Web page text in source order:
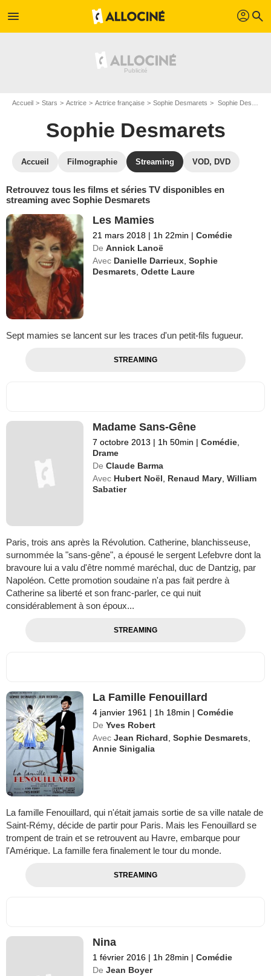
menu profil search
Accueil Stars Actrice Actrice française Sophie Desmarets Sophie Desmarets : Films et séries online
Sophie Desmarets
Accueil Filmographie Streaming VOD, DVD
Retrouvez tous les films et séries TV disponibles en
streaming avec Sophie Desmarets
Les Mamies
21 mars 2018 | 1h 22min | Comédie
De Annick Lanoë
Avec Danielle Darrieux ,Sophie
Desmarets ,Odette Laure
Sept mamies se lancent sur les traces d'un petit-fils fugueur.
STREAMING
Madame Sans-Gêne
7 octobre 2013 | 1h 50min | Comédie
Drame
De Claude Barma
Avec Hubert Noël Renaud Mary ,William
Sabatier
Paris, trois ans après la Révolution. Catherine, blanchisseuse,
surnommée la "sans-gêne", a épousé le sergent Lefebvre dont la
bravoure lui a valu d'être nommé maréchal, duc de Dantzig, par
Napoléon. Cette promotion soudaine n'a pas fait perdre à
Catherine sa liberté et son franc-parler, ce qui nuit
considérablement à son époux...
STREAMING
La Famille Fenouillard
4 janvier 1961 | 1h 18min | Comédie
De Yves Robert
Avec Jean Richard ,Sophie Desmarets
Annie Sinigalia
La famille Fenouillard, qui n'était jamais sortie de sa ville natale de
Saint-Rémy, décide de partir pour Paris. Mais les Fenouillard se
trompent de train et se retrouvent au Havre, embarque pour
l'Amérique. La famille fera finalement le tour du monde.
STREAMING
Nina
1 février 2016 | 1h 28min | Comédie
De Jean Boyer